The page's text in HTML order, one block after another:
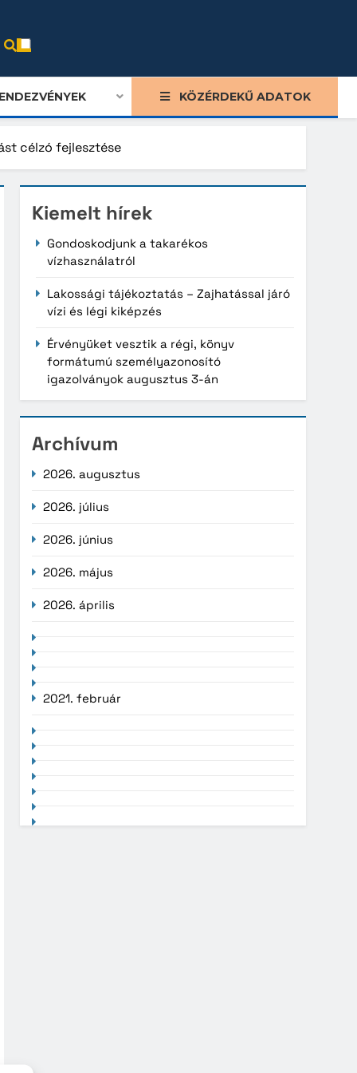
KÖZÉRDEKŰ ADATOK
célzó fejlesztése
Kiemelt hírek
Gondoskodjunk a takarékos
vízhasználatról
Lakossági tájékoztatás – Zajhatással járó
vízi és légi kiképzés
Érvényüket vesztik a régi, könyv
formátumú személyazonosító
igazolványok augusztus 3-án
Archívum
2026. augusztus
2026. július
2026. június
2026. május
2026. április
2021. február